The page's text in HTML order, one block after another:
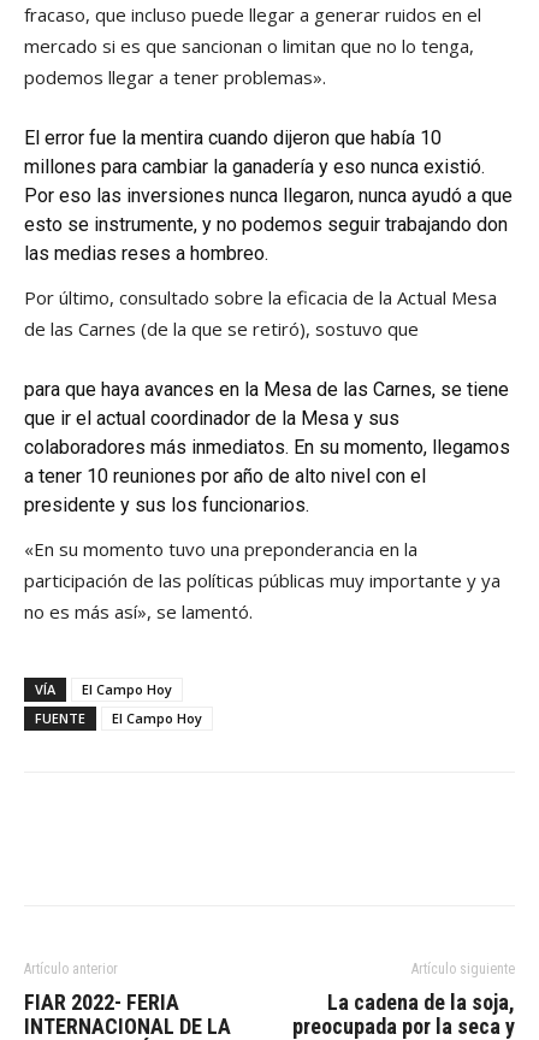
fracaso, que incluso puede llegar a generar ruidos en el
mercado si es que sancionan o limitan que no lo tenga,
podemos llegar a tener problemas».
El error fue la mentira cuando dijeron que había 10
millones para cambiar la ganadería y eso nunca existió.
Por eso las inversiones nunca llegaron, nunca ayudó a que
esto se instrumente, y no podemos seguir trabajando don
las medias reses a hombreo.
Por último, consultado sobre la eficacia de la Actual Mesa
de las Carnes (de la que se retiró), sostuvo que
para que haya avances en la Mesa de las Carnes, se tiene
que ir el actual coordinador de la Mesa y sus
colaboradores más inmediatos. En su momento, llegamos
a tener 10 reuniones por año de alto nivel con el
presidente y sus los funcionarios.
«En su momento tuvo una preponderancia en la
participación de las políticas públicas muy importante y ya
no es más así», se lamentó.
VÍA
El Campo Hoy
FUENTE
El Campo Hoy
Artículo anterior
FIAR 2022- FERIA
INTERNACIONAL DE LA
Artículo siguiente
La cadena de la soja,
preocupada por la seca y